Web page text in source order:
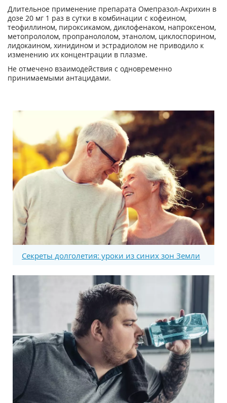
Длительное применение препарата Омепразол-Акрихин в
дозе 20 мг 1 раз в сутки в комбинации с кофеином,
теофиллином, пироксикамом, диклофенаком, напроксеном,
метопрололом, пропранололом, этанолом, циклоспорином,
лидокаином, хинидином и эстрадиолом не приводило к
изменению их концентрации в плазме.
Не отмечено взаимодействия с одновременно
принимаемыми антацидами.
Секреты долголетия: уроки из синих зон Земли